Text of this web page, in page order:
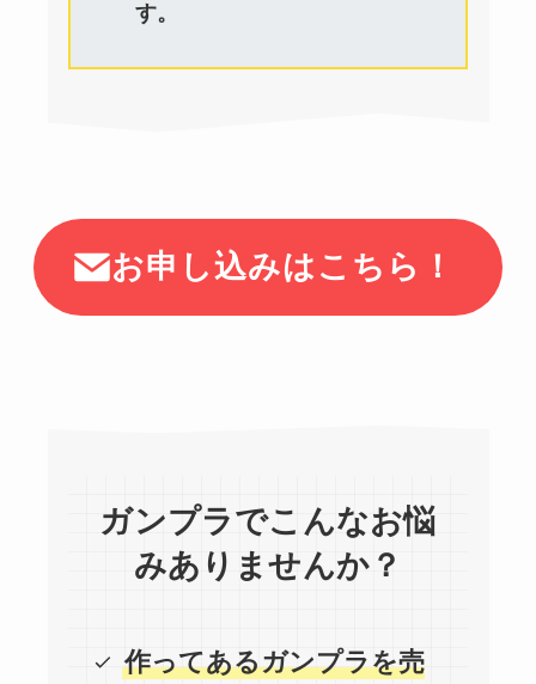
す。
お申し込みはこちら！
ガンプラでこんなお悩
みありませんか？
作ってあるガンプラを売